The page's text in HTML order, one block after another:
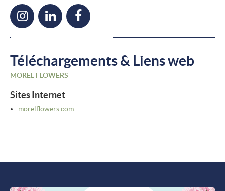
Téléchargements & Liens web
MOREL FLOWERS
Sites Internet
morelflowers.com